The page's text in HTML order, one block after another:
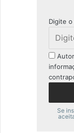
Digite o
Se